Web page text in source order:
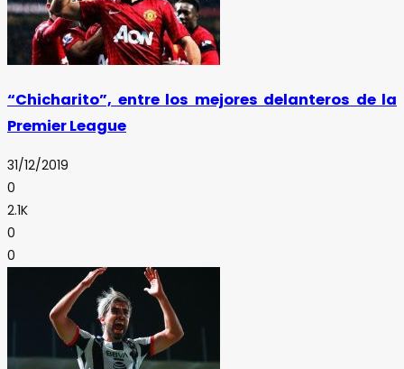
“Chicharito”, entre los mejores delanteros de la
Premier League
31/12/2019
0
2.1K
0
0